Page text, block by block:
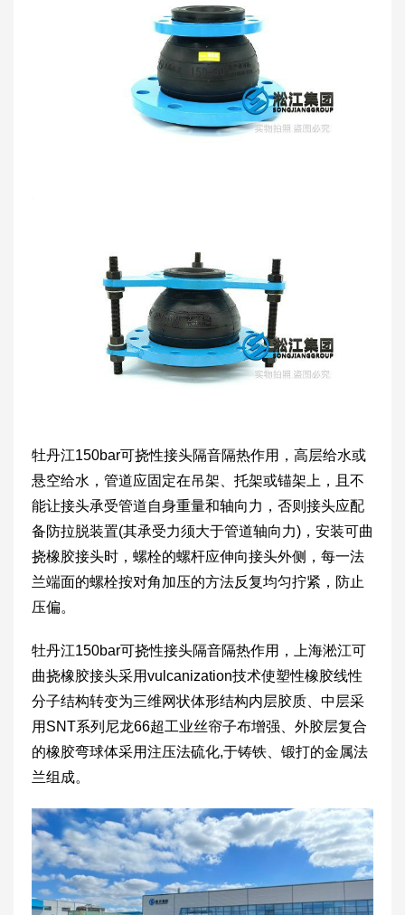
牡丹江150bar可挠性接头隔音隔热作用，高层给水或
悬空给水，管道应固定在吊架、托架或锚架上，且不
能让接头承受管道自身重量和轴向力，否则接头应配
备防拉脱装置(其承受力须大于管道轴向力)，安装可曲
挠橡胶接头时，螺栓的螺杆应伸向接头外侧，每一法
兰端面的螺栓按对角加压的方法反复均匀拧紧，防止
压偏。
牡丹江150bar可挠性接头隔音隔热作用，上海淞江可
曲挠橡胶接头采用vulcanization技术使塑性橡胶线性
分子结构转变为三维网状体形结构内层胶质、中层采
用SNT系列尼龙66超工业丝帘子布增强、外胶层复合
的橡胶弯球体采用注压法硫化,于铸铁、锻打的金属法
兰组成。